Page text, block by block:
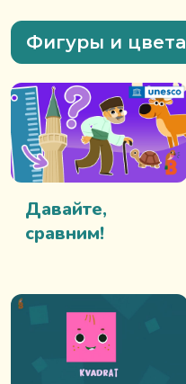
Фигуры и цвета
Давайте,
сравним!